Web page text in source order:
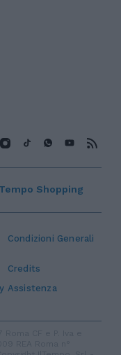
Condizioni Generali
Credits
Assistenza
Shopping